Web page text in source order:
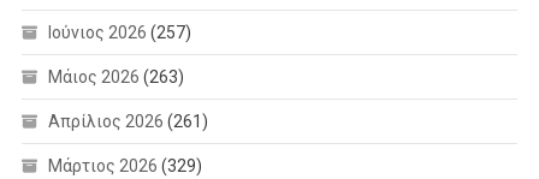
Ιούνιος 2026 (257)
Μάιος 2026 (263)
Απρίλιος 2026 (261)
Μάρτιος 2026 (329)